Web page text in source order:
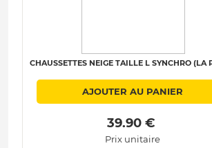
CHAUSSETTES NEIGE TAILLE L SYNCHRO (LA
AJOUTER AU PANIER
39.90 €
Prix unitaire